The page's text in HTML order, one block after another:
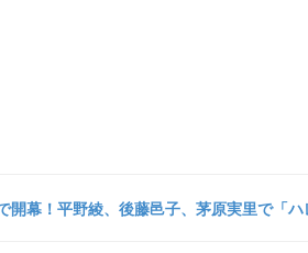
開幕！平野綾、後藤邑子、茅原実里で「